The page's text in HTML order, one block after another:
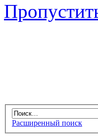
Расширенный поиск